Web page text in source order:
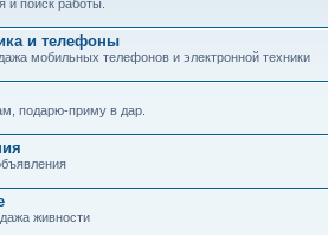
и поиск работы.
и телефоны
мобильных телефонов и электронной техники
подарю-приму в дар.
живности